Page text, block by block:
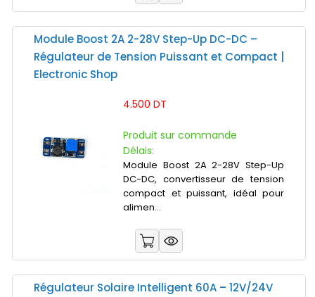
Module Boost 2A 2-28V Step-Up DC-DC –
Régulateur de Tension Puissant et Compact |
Electronic Shop
4.500 DT
Produit sur commande
Délais:
Module Boost 2A 2-28V Step-Up
DC-DC, convertisseur de tension
compact et puissant, idéal pour
alimen...
Régulateur Solaire Intelligent 60A – 12V/24V